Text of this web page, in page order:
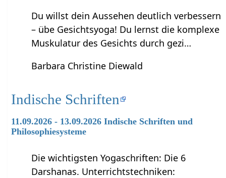
Du willst dein Aussehen deutlich verbessern
– übe Gesichtsyoga! Du lernst die komplexe
Muskulatur des Gesichts durch gezi…
Barbara Christine Diewald
Indische Schriften
11.09.2026 - 13.09.2026 Indische Schriften und
Philosophiesysteme
Die wichtigsten Yogaschriften: Die 6
Darshanas. Unterrichtstechniken: